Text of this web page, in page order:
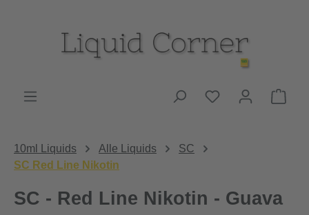
Du hast 0
10ml Liquids Alle Liquids
SC
SC Red Line Nikotin
SC - Red Line Nikotin - Guava